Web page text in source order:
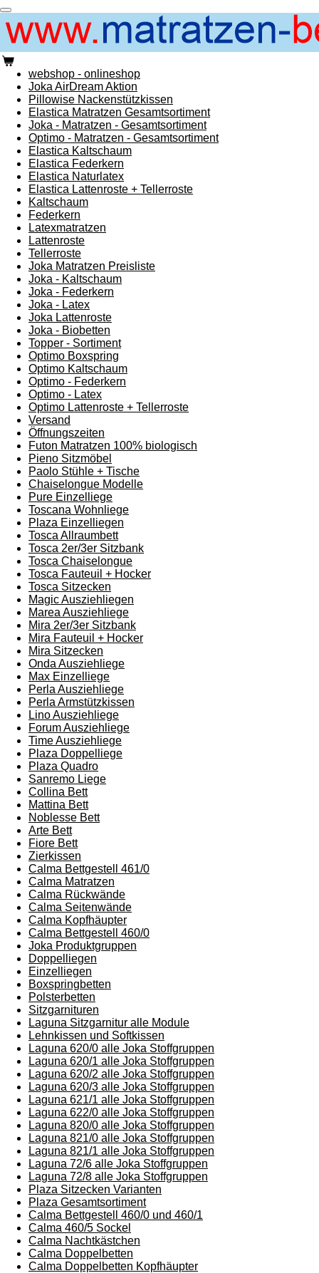
Zum
Hauptinhalt
springen
webshop - onlineshop
Joka AirDream Aktion
Pillowise Nackenstützkissen
Elastica Matratzen Gesamtsortiment
Joka - Matratzen - Gesamtsortiment
Optimo - Matratzen - Gesamtsortiment
Elastica Kaltschaum
Elastica Federkern
Elastica Naturlatex
Elastica Lattenroste + Tellerroste
Kaltschaum
Federkern
Latexmatratzen
Lattenroste
Tellerroste
Joka Matratzen Preisliste
Joka - Kaltschaum
Joka - Federkern
Joka - Latex
Joka Lattenroste
Joka - Biobetten
Topper - Sortiment
Optimo Boxspring
Optimo Kaltschaum
Optimo - Federkern
Optimo - Latex
Optimo Lattenroste + Tellerroste
Versand
Öffnungszeiten
Futon Matratzen 100% biologisch
Pieno Sitzmöbel
Paolo Stühle + Tische
Chaiselongue Modelle
Pure Einzelliege
Toscana Wohnliege
Plaza Einzelliegen
Tosca Allraumbett
Tosca 2er/3er Sitzbank
Tosca Chaiselongue
Tosca Fauteuil + Hocker
Tosca Sitzecken
Magic Ausziehliegen
Marea Ausziehliege
Mira 2er/3er Sitzbank
Mira Fauteuil + Hocker
Mira Sitzecken
Onda Ausziehliege
Max Einzelliege
Perla Ausziehliege
Perla Armstützkissen
Lino Ausziehliege
Forum Ausziehliege
Time Ausziehliege
Plaza Doppelliege
Plaza Quadro
Sanremo Liege
Collina Bett
Mattina Bett
Noblesse Bett
Arte Bett
Fiore Bett
Zierkissen
Calma Bettgestell 461/0
Calma Matratzen
Calma Rückwände
Calma Seitenwände
Calma Kopfhäupter
Calma Bettgestell 460/0
Joka Produktgruppen
Doppelliegen
Einzelliegen
Boxspringbetten
Polsterbetten
Sitzgarnituren
Laguna Sitzgarnitur alle Module
Lehnkissen und Softkissen
Laguna 620/0 alle Joka Stoffgruppen
Laguna 620/1 alle Joka Stoffgruppen
Laguna 620/2 alle Joka Stoffgruppen
Laguna 620/3 alle Joka Stoffgruppen
Laguna 621/1 alle Joka Stoffgruppen
Laguna 622/0 alle Joka Stoffgruppen
Laguna 820/0 alle Joka Stoffgruppen
Laguna 821/0 alle Joka Stoffgruppen
Laguna 821/1 alle Joka Stoffgruppen
Laguna 72/6 alle Joka Stoffgruppen
Laguna 72/8 alle Joka Stoffgruppen
Plaza Sitzecken Varianten
Plaza Gesamtsortiment
Calma Bettgestell 460/0 und 460/1
Calma 460/5 Sockel
Calma Nachtkästchen
Calma Doppelbetten
Calma Doppelbetten Kopfhäupter